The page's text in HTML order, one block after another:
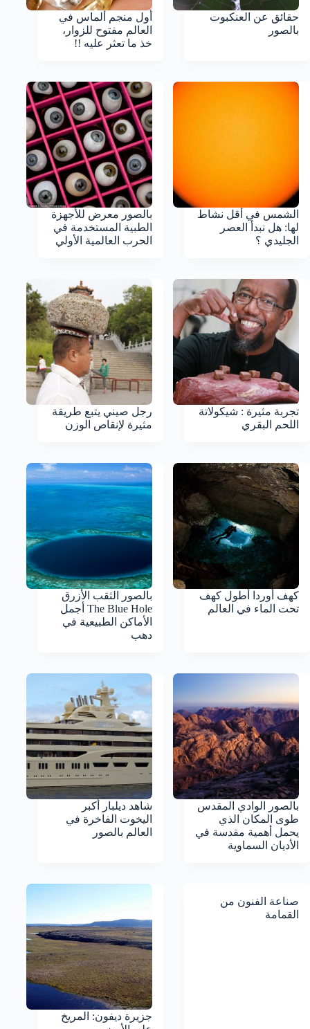
حقائق عن العنكبوت
بالصور
أول منجم ألماس في
العالم مفتوح للزوار،
خذ ما تعثر عليه !!
الشمس في أقل نشاط
لها: هل نبدأ العصر
الجليدي ؟
بالصور معرض للأجهزة
الطبية المستخدمة في
الحرب العالمية الأولي
تجربة مثيرة : شيكولاتة
اللحم البقري
رجل صيني يتبع طريقة
مثيرة لإنقاص الوزن
كهف أوردا أطول كهف
تحت الماء في العالم
بالصور الثقب الأزرق
The Blue Hole أجمل
الأماكن الطبيعية في
دهب
بالصور الوادي المقدس
طوى المكان الذي
يحمل أهمية مقدسة في
الأديان السماوية
شاهد ديلبار أكبر
اليخوت الفاخرة في
العالم بالصور
صناعة الفنون من
القمامة
جزيرة ديفون: المريخ